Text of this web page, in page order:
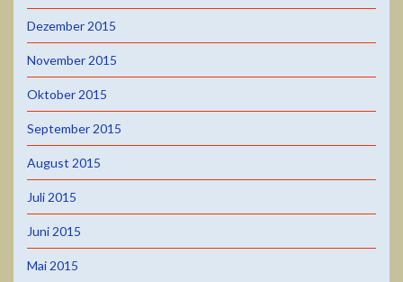
Dezember 2015
November 2015
Oktober 2015
September 2015
August 2015
Juli 2015
Juni 2015
Mai 2015